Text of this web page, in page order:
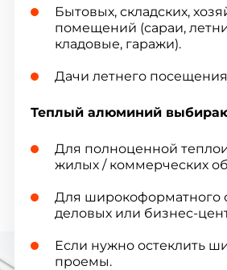
Бытовых, складских,
помещений (сараи,
кладовые, гаражи).
Дачи летнего
Теплый алюминий
Для полноценной
жилых / коммерческих
Для широкоформатного
деловых или бизнес-
Если нужно остеклить
проемы.